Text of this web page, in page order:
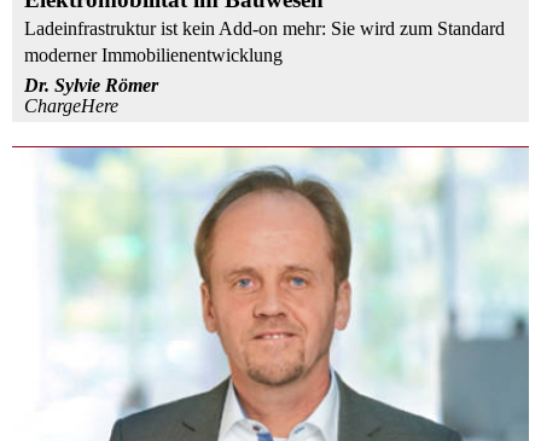
Ladeinfrastruktur ist kein Add-on mehr: Sie wird zum Standard
moderner Immobilienentwicklung
Dr. Sylvie Römer
ChargeHere